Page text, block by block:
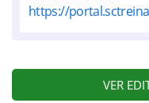
https://
VER